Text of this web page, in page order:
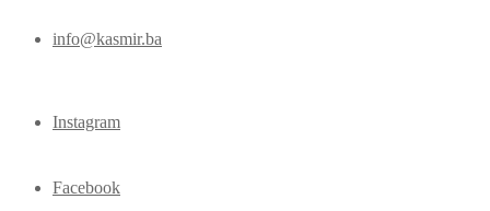
info@kasmir.ba
Instagram
Facebook